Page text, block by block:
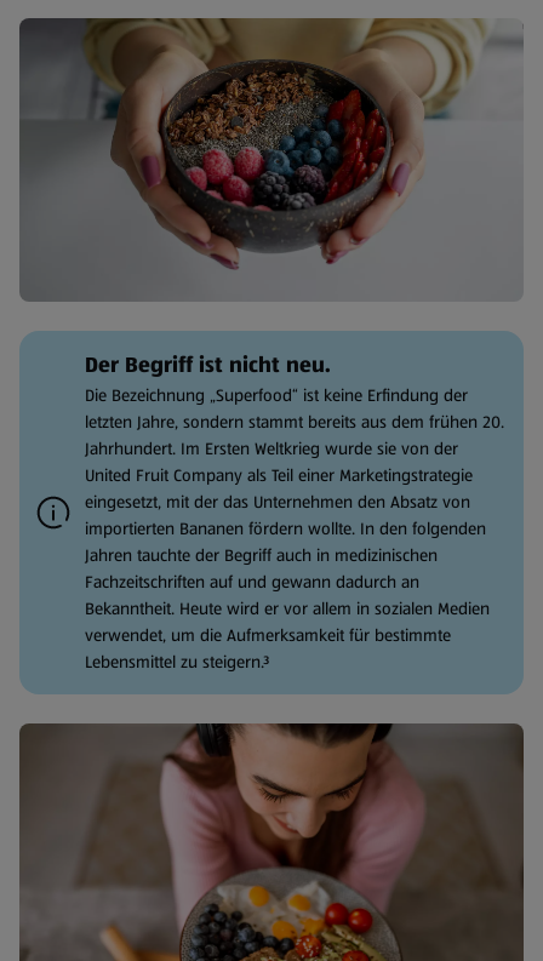
Der Begriff ist nicht neu.
Die Bezeichnung „Superfood“ ist keine Erfindung der
letzten Jahre, sondern stammt bereits aus dem frühen 20.
Jahrhundert. Im Ersten Weltkrieg wurde sie von der
United Fruit Company als Teil einer Marketingstrategie
eingesetzt, mit der das Unternehmen den Absatz von
importierten Bananen fördern wollte. In den folgenden
Jahren tauchte der Begriff auch in medizinischen
Fachzeitschriften auf und gewann dadurch an
Bekanntheit. Heute wird er vor allem in sozialen Medien
verwendet, um die Aufmerksamkeit für bestimmte
Lebensmittel zu steigern.³